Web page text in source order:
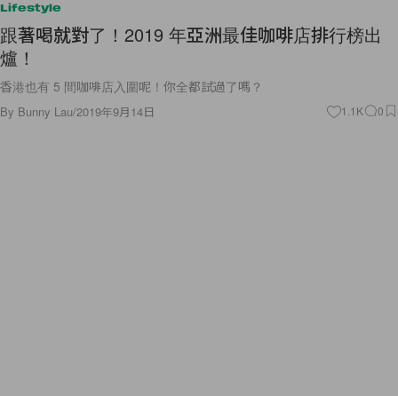
Lifestyle
跟著喝就對了！2019 年亞洲最佳咖啡店排行榜出
爐！
香港也有 5 間咖啡店入圍呢！你全都試過了嗎？
By Bunny Lau/2019年9月14日 1.1K 0